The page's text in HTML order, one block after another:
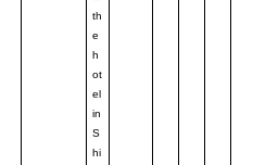
th
e
h
ot
el
in
S
hi